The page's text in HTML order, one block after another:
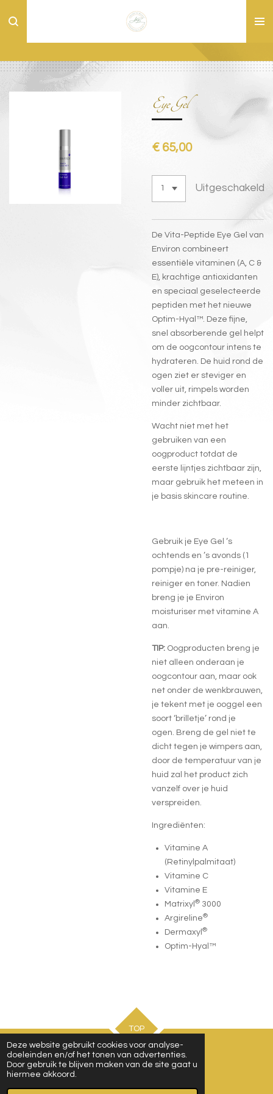
Deze website gebruikt cookies voor analyse-
doeleinden en/of het tonen van advertenties.
Door gebruik te blijven maken van de site gaat u
hiermee akkoord.
direct
hoofdinhoud
Eye Gel
€ 65,00
Uitgeschakeld
De Vita-Peptide Eye Gel van
Environ combineert
essentiële vitaminen (A, C &
E), krachtige antioxidanten
en speciaal geselecteerde
peptiden met het nieuwe
Optim-Hyal™. Deze fijne,
snel absorberende gel helpt
om de oogcontour intens te
hydrateren. De huid rond de
ogen ziet er steviger en
voller uit, rimpels worden
minder zichtbaar.
Wacht niet met het
gebruiken van een
oogproduct totdat de
eerste lijntjes zichtbaar zijn,
maar gebruik het meteen in
je basis skincare routine.
Gebruik je Eye Gel ‘s
ochtends en ’s avonds (1
pompje) na je pre-reiniger,
reiniger en toner. Nadien
breng je je Environ
moisturiser met vitamine A
aan.
TIP: Oogproducten breng je
niet alleen onderaan je
oogcontour aan, maar ook
net onder de wenkbrauwen,
je tekent met je ooggel een
soort ‘brilletje’ rond je
ogen. Breng de gel niet te
dicht tegen je wimpers aan,
door de temperatuur van je
huid zal het product zich
vanzelf over je huid
verspreiden.
Ingrediënten:
Vitamine A
(Retinylpalmitaat)
Vitamine C
Vitamine E
Matrixyl ® 3000
Argireline®
Dermaxyl ®
Optim-Hyal ™
TOP
Afspraak maken